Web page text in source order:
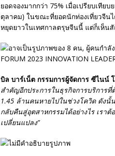
ยอดจองมากกว่า 75% เมื่อเปรียบเทีย
ตุลาคม) ในขณะที่ยอดนักท่องเที่ยวจีน
หยุดยาวในเทศกาลตรุษจีนนี้ แต่ก็เห็น
บิล บาร์เน็ต กรรมการผู้จัดการ ซีไนน์
สำคัญอีกประการในธุรกิจการบริการที่
1.45 ล้านคนหายไปในช่วงโควิด ดัง
กลับคืนสู่อุตสาหกรรมได้อย่างไร เราต้
เปลี่ยนแปลง”